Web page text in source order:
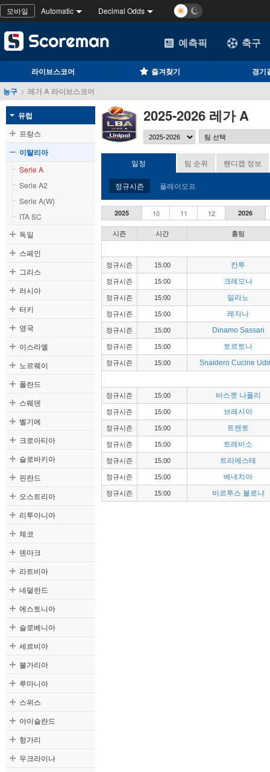
모바일 Automatic Decimal Odds
예측픽 축구
라이브스코어 즐겨찾기
경기
농구 > 레가 A 라이브스코어
유럽
프랑스
이탈리아
Serie A
Serie A2
Serie A(W)
ITA SC
독일
스페인
그리스
러시아
터키
영국
이스라엘
노르웨이
폴란드
스웨덴
벨기에
크로아티아
슬로바키아
핀란드
오스트리아
리투아니아
체코
덴마크
라트비아
네덜란드
에스토니아
슬로베니아
세르비아
불가리아
루마니아
스위스
아이슬란드
헝가리
우크라이나
2025-2026 레가 A
일정 팀 순위 핸디캡 정보
정규시즌 플레이오프
2025 10 11 12 2026
시즌 시간 홈팀
정규시즌 15:00 칸투
정규시즌 15:00 크레모나
정규시즌 15:00 밀라노
정규시즌 15:00 레자나
정규시즌 15:00 Dinamo Sassari
정규시즌 15:00 토르토나
정규시즌 15:00 Snaidero Cucine
정규시즌 15:00 바스켓 나폴리
정규시즌 15:00 브레시아
정규시즌 15:00 트렌토
정규시즌 15:00 트레비소
정규시즌 15:00 트리에스테
정규시즌 15:00 베네치아
정규시즌 15:00 비르투스 볼로냐